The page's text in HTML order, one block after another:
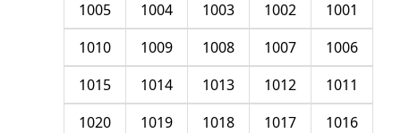
1001
1002
1003
1004
1005
1006
1007
1008
1009
1010
1011
1012
1013
1014
1015
1016
1017
1018
1019
1020